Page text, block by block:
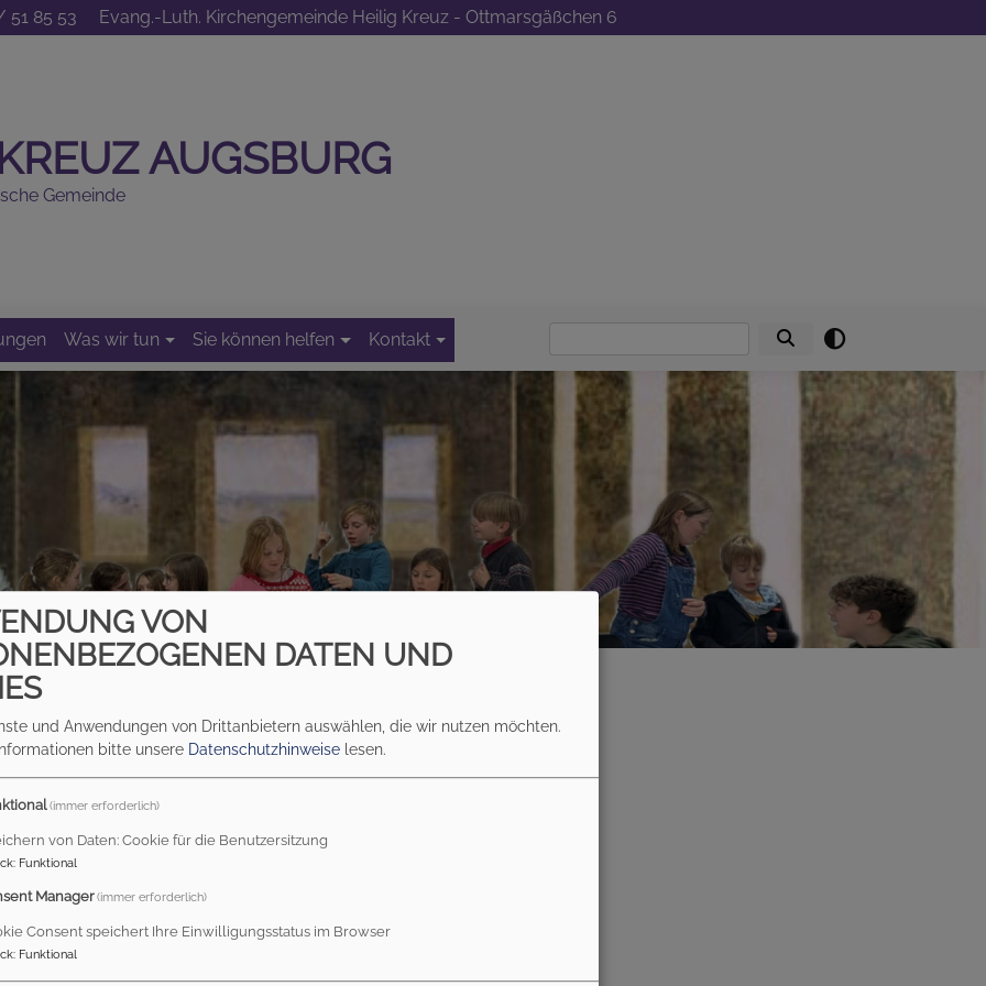
51 85 53 Evang.-Luth. Kirchengemeinde Heilig Kreuz - Ottmarsgäßchen 6
AUGSBURG
Gemeinde
Was wir tun Sie können helfen Kontakt
der 3. und 4. Klasse.
Abendmahl und hören Geschichten von Gott.
VON
DATEN UND
und Anwendungen von Drittanbietern auswählen, die wir nutzen möchten.
bitte unsere Datenschutzhinweise lesen.
(immer erforderlich)
von Daten: Cookie für die Benutzersitzung
: Funktional
Manager(immer erforderlich)
Consent speichert Ihre Einwilligungsstatus im Browser
: Funktional